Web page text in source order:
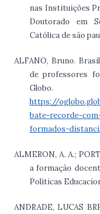
nas Instituições
Doutorado em
Católica de são
ALFANO, Bruno.
de professores
https://
bate-recorde-
formados-
ALMERON, A. A.;
a formação
Políticas
ANDRADE, LUCAS